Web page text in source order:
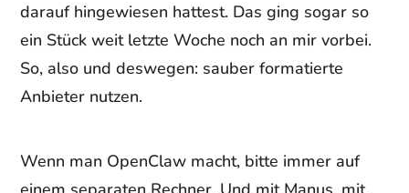
darauf hingewiesen hattest. Das ging sogar so
ein Stück weit letzte Woche noch an mir vorbei.
So, also und deswegen: sauber formatierte
Anbieter nutzen.
Wenn man OpenClaw macht, bitte immer auf